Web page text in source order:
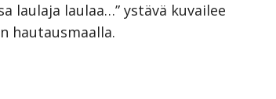
laulaja laulaa…” ystävä kuvailee
hautausmaalla.